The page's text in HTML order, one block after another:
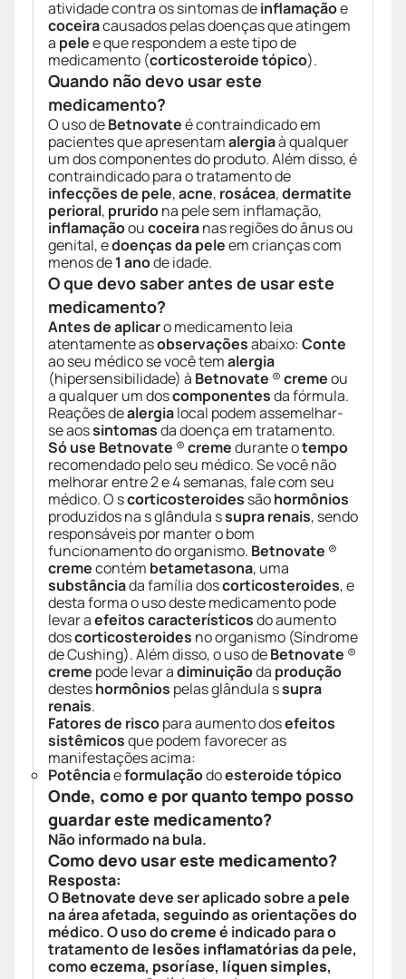
atividade contra os sintomas deinflamaçãoe
coceiracausados pelas doenças que atingem
a pelee que respondem a este tipo de
medicamento (corticosteroide tópico).
Quando não devo usar este
medicamento?
O uso deBetnovateé contraindicado em
pacientes que apresentamalergiaà qualquer
um dos componentes do produto. Além disso, é
contraindicado para o tratamento de
infecções de pele,acne, rosácea,dermatite
perioral, pruridona pele sem inflamação,
inflamaçãooucoceiranas regiões do ânus ou
genital, edoenças da peleem crianças com
menos de1 anode idade.
O que devo saber antes de usar este
medicamento?
Antes de aplicaro medicamento leia
atentamente asobservaçõesabaixo:Conte
ao seu médico se você temalergia
(hipersensibilidade) à Betnovate ®cremeou
a qualquer um doscomponentesda fórmula.
Reações dealergialocal podem assemelhar-
se aossintomasda doença em tratamento.
Só use Betnovate ®cremedurante otempo
recomendado pelo seu médico. Se você não
melhorar entre 2 e 4 semanas, fale com seu
médico. O scorticosteroides sãohormônios
produzidos na s glândula ssupra renais, sendo
responsáveis por manter o bom
funcionamento do organismo. Betnovate ®
cremecontém betametasona, uma
substânciada família doscorticosteroides, e
desta forma o uso deste medicamento pode
levar aefeitos característicosdo aumento
doscorticosteroides no organismo (Síndrome
de Cushing). Além disso, o uso deBetnovate ®
creme pode levar adiminuiçãoda produção
desteshormônios pelas glândula ssupra
renais.
Fatores de riscopara aumento dosefeitos
sistêmicosque podem favorecer as
manifestações acima:
Potênciaeformulaçãodoesteroidetópico
Onde, como e por quanto tempo posso
guardar este medicamento?
Não informado na bula.
Como devo usar este medicamento?
Resposta:
OBetnovatedeve ser aplicado sobre apele
na área afetada, seguindo as orientações do
médico. O uso docremeé indicado para o
tratamento de lesões inflamatóriasda pele,
comoeczema, psoríase, líquen simples,